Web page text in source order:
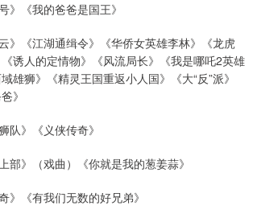
》《我的爸爸是国王》
》《江湖通缉令》《华侨女英雄李林》《龙虎
诱人的定情物》《风流局长》《我是哪吒2英雄
雄狮》《精灵王国重返小人国》《大“反”派》
》
队》《义侠传奇》
部》（戏曲）《你就是我的葱姜蒜》
》《有我们无数的好兄弟》